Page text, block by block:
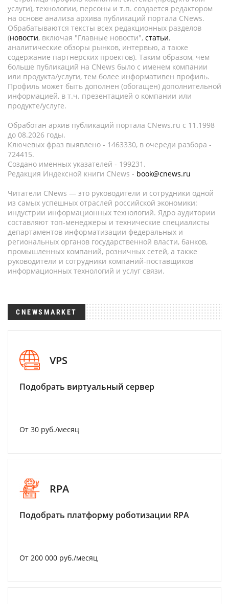
услуги), технологии, персоны и т.п. создается редактором
на основе анализа архива публикаций портала CNews.
Обрабатываются тексты всех редакционных разделов
(новости, включая "Главные новости", статьи,
аналитические обзоры рынков, интервью, а также
содержание партнёрских проектов). Таким образом, чем
больше публикаций на CNews было с именем компании
или продукта/услуги, тем более информативен профиль.
Профиль может быть дополнен (обогащен) дополнительной
информацией, в т.ч. презентацией о компании или
продукте/услуге.
Обработан архив публикаций портала CNews.ru c 11.1998
до 08.2026 годы.
Ключевых фраз выявлено - 1463330, в очереди разбора -
724415.
Создано именных указателей - 199231.
Редакция Индексной книги CNews - book@cnews.ru
Читатели CNews — это руководители и сотрудники одной
из самых успешных отраслей российской экономики:
индустрии информационных технологий. Ядро аудитории
составляют топ-менеджеры и технические специалисты
департаментов информатизации федеральных и
региональных органов государственной власти, банков,
промышленных компаний, розничных сетей, а также
руководители и сотрудники компаний-поставщиков
информационных технологий и услуг связи.
CNEWSMARKET
VPS
Подобрать виртуальный сервер
От 30 руб./месяц
RPA
Подобрать платформу роботизации RPA
От 200 000 руб./месяц